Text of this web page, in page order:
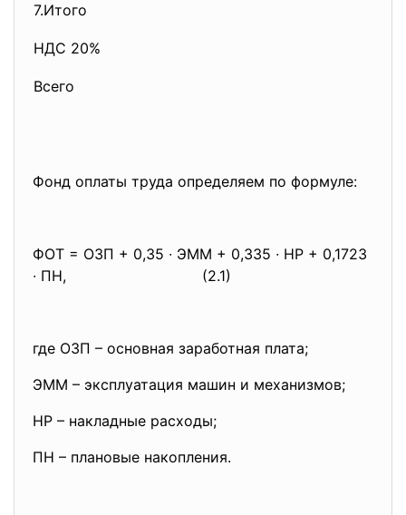
7.Итого
НДС 20%
Всего
Фонд оплаты труда определяем по формуле:
ФОТ = ОЗП + 0,35 ∙ ЭММ + 0,335 ∙ НР + 0,1723
∙ ПН,
(2.1)
где ОЗП – основная заработная плата;
ЭММ – эксплуатация машин и механизмов;
НР – накладные расходы;
ПН – плановые накопления.